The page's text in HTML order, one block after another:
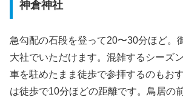
神倉神社
急勾配の石段を登って20〜30分ほど。
大社でいただけます。混雑するシーズ
車を駐めたまま徒歩で参拝するのもお
は徒歩で10分ほどの距離です。鳥居の